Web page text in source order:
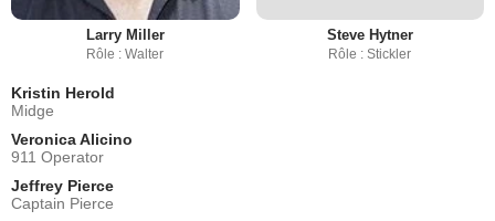
Larry Miller
Rôle : Walter
Steve Hytner
Rôle : Stickler
Kristin Herold
Midge
Veronica Alicino
911 Operator
Jeffrey Pierce
Captain Pierce